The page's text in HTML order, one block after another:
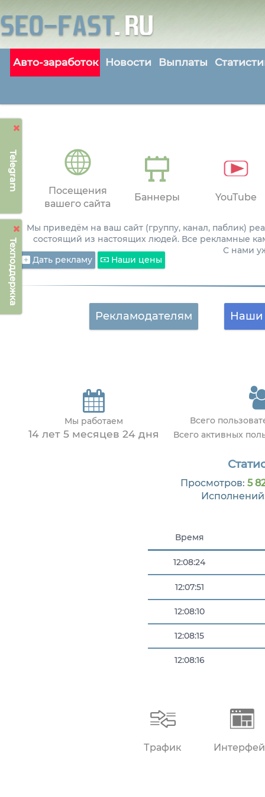
Telegram
Техподдержка
Авто-заработок Новости Выплаты
Посещения
вашего сайта
Баннеры YouTube
Мы приведём на ваш сайт (группу, канал, паблик)
состоящий из настоящих людей. Все рекламные
С нами
Дать рекламу
Наши цены
Рекламодателям Наши
Мы работаем
14 лет 5 месяцев 24 дня
Всего
Всего активных
Просмотров: 5
Время
12:08:24
12:07:51
12:08:10
12:08:15
12:08:16
Трафик